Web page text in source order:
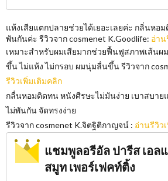
แห้งเสียแตกปลายช่วยได้เยอะเลยค่ะ กลิ่นหอ
พันกันค่ะ รีวิวจาก cosmenet K.Goodlife: อ่าน
เหมาะสำหรับผมเสียมากช่วยฟื้นฟูสภาพเส้นผ
ขึ้น ไม่แห้ง ไม่กรอบ ผมนุ่มลื่นขึ้น รีวิวจาก
รีวิวเพิ่มเติมคลิก
กลื่นหอมติดทน หนังศีรษะไม่มันง่าย เบาสบา
ไม่พันกัน จัดทรงง่าย
รีวิวจาก cosmenet K.จิตฐิติกาญจน์ : อ่านรีวิว
แชมพูลอรีอัล ปารีส เอล
สมูท เพอร์เฟคท์ติ้ง